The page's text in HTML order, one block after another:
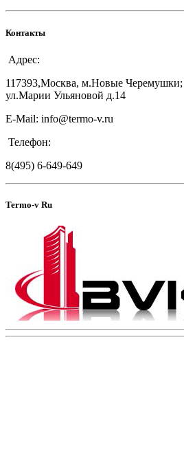
Контакты
Адрес:
117393,Москва, м.Новые Черемушки;
ул.Марии Ульяновой д.14
E-Mail: info@termo-v.ru
Телефон:
8(495) 6-649-649
Termo-v Ru